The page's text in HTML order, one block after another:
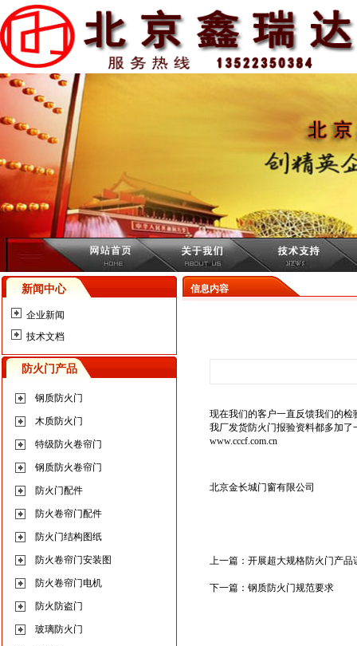
新闻中心
企业新闻
技术文档
防火门产品
钢质防火门
木质防火门
特级防火卷帘门
钢质防火卷帘门
防火门配件
防火卷帘门配件
防火门结构图纸
防火卷帘门安装图
防火卷帘门电机
防火防盗门
玻璃防火门
信息内容
现在我们的客户一直反馈我们的
我厂发货防火门报验资料都多加
www.cccf.com.cn
北京金长城门窗有限公司
上一篇： 开展超大规格防火门产品
下一篇： 钢质防火门规范要求